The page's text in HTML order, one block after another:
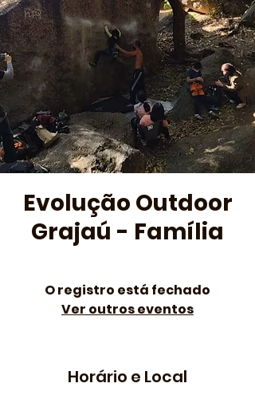
Evolução Outdoor
Grajaú - Família
O registro está fechado
Ver outros eventos
Horário e Local